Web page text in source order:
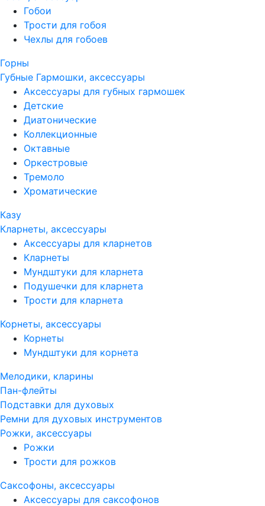
Гобои
Трости для гобоя
Чехлы для гобоев
Горны
Губные Гармошки, аксессуары
Аксессуары для губных гармошек
Детские
Диатонические
Коллекционные
Октавные
Оркестровые
Тремоло
Хроматические
Казу
Кларнеты, аксессуары
Аксессуары для кларнетов
Кларнеты
Мундштуки для кларнета
Подушечки для кларнета
Трости для кларнета
Корнеты, аксессуары
Корнеты
Мундштуки для корнета
Мелодики, кларины
Пан-флейты
Подставки для духовых
Ремни для духовых инструментов
Рожки, аксессуары
Рожки
Трости для рожков
Саксофоны, аксессуары
Аксессуары для саксофонов